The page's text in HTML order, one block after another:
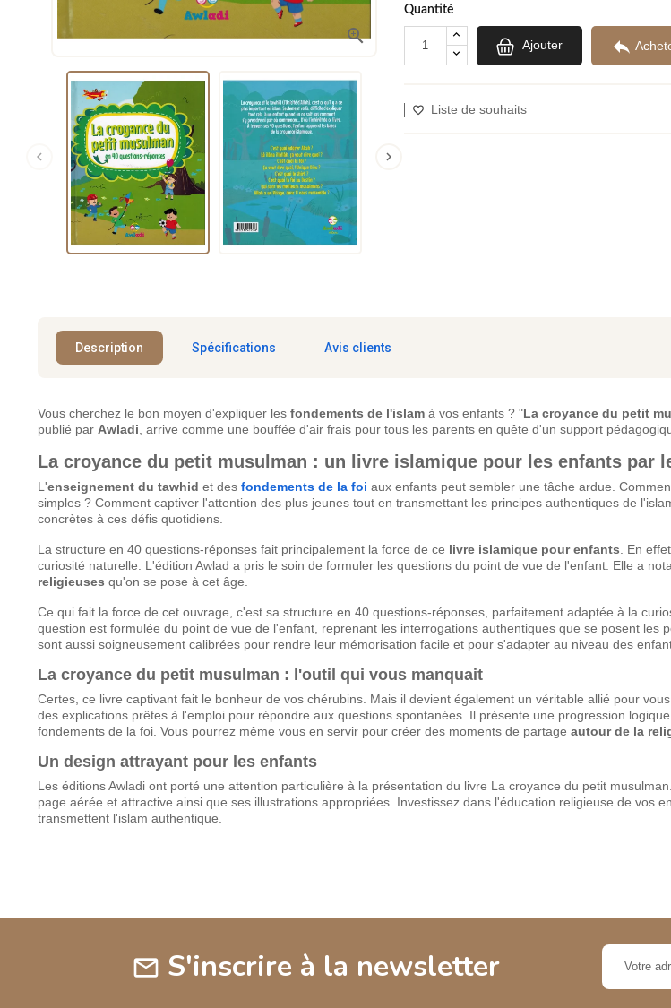

 
Quantité
Ajouter 
Liste de souhaits
Description Spécifications Avis clients
Vous cherchez le bon moyen d'expliquer les fondements de l'islam à vos enfants ? "La croyance du petit
publié par Awladi , arrive comme une bouffée d'air frais pour tous les parents en quête d'un support
La croyance du petit musulman : un livre islamique pour les enfants par
L'enseignement du tawhid et des fondements de la foi aux enfants peut sembler une tâche ardue.
simples ? Comment captiver l'attention des plus jeunes tout en transmettant les principes authentiques de
concrètes à ces défis quotidiens.
La structure en 40 questions-réponses fait principalement la force de ce livre islamique pour enfants . En
curiosité naturelle. L'édition Awlad a pris le soin de formuler les questions du point de vue de l'enfant. Elle a
religieuses qu'on se pose à cet âge.
Ce qui fait la force de cet ouvrage, c'est sa structure en 40 questions-réponses, parfaitement adaptée à la
question est formulée du point de vue de l'enfant, reprenant les interrogations authentiques que se posent les
sont aussi soigneusement calibrées pour rendre leur mémorisation facile et pour s'adapter au niveau des
La croyance du petit musulman : l'outil qui vous manquait
Certes, ce livre captivant fait le bonheur de vos chérubins. Mais il devient également un véritable allié pour
des explications prêtes à l'emploi pour répondre aux questions spontanées. Il présente une progression
fondements de la foi. Vous pourrez même vous en servir pour créer des moments de partage autour de la
Un design attrayant pour les enfants
Les éditions Awladi ont porté une attention particulière à la présentation du livre La croyance du petit
page aérée et attractive ainsi que ses illustrations appropriées. Investissez dans l'éducation religieuse de vos
transmettent l'islam authentique.
mail S'inscrire à la newsletter